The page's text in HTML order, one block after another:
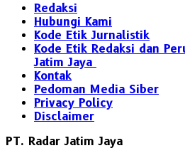
Redaksi
Hubungi Kami
Kode Etik Jurnalistik
Kode Etik Redaksi dan
Jatim Jaya
Kontak
Pedoman Media Siber
Privacy Policy
Disclaimer
PT. Radar Jatim Jaya